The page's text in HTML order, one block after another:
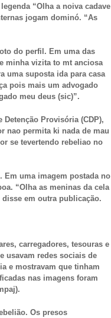
“Olha a noiva cadave
jogam dominó. “As
do perfil. Em uma das
minha vizita to mt anciosa
uma suposta ida para casa
pois mais um advogado
meu deus (sic)”.
Provisória (CDP),
nao permita ki nada de mau
se tevertendo rebeliao no
Em uma imagem postada no
“Olha as meninas da cela
em outra publicação.
carregadores, tesouras e
usavam redes sociais de
e mostravam que tinham
nas imagens foram
Os presos